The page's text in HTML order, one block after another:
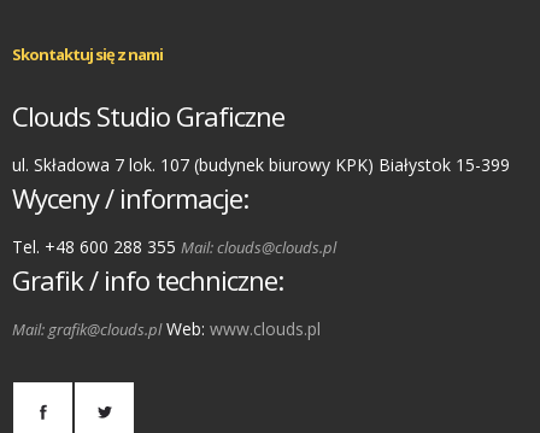
Skontaktuj się z nami
Clouds Studio Graficzne
ul. Składowa 7 lok. 107 (budynek biurowy KPK) Białystok 15-399
Wyceny / informacje:
Tel. +48 600 288 355 Mail: clouds@clouds.pl
Grafik / info techniczne:
Mail: grafik@clouds.plWeb: www.clouds.pl